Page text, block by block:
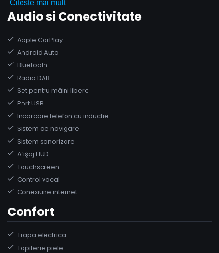
Citeste mai mult
Audio si Conectivitate
Apple CarPlay
Android Auto
Bluetooth
Radio DAB
Set pentru mâini libere
Port USB
Incarcare telefon cu inductie
Sistem de navigare
Sistem sonorizare
Afişaj HUD
Touchscreen
Control vocal
Conexiune internet
Confort
Trapa electrica
Tapiterie piele